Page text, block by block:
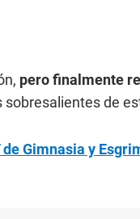
pero finalmente
de
Gimnasia y